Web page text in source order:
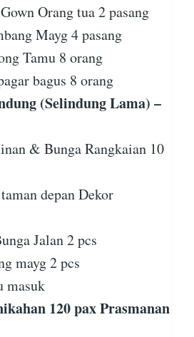
Orang tua 2 pasang
Mayg 4 pasang
Tamu 8 orang
bagus 8 orang
(Selindung Lama) –
& Bunga Rangkaian 10
depan Dekor
Jalan 2 pcs
mayg 2 pcs
masuk
120 pax Prasmanan